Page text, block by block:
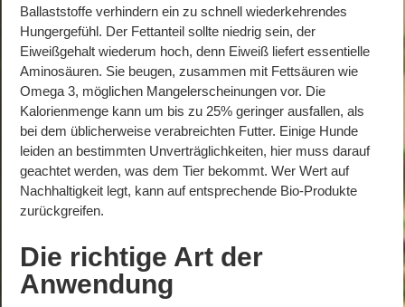
Ballaststoffe verhindern ein zu schnell wiederkehrendes
Hungergefühl. Der Fettanteil sollte niedrig sein, der
Eiweißgehalt wiederum hoch, denn Eiweiß liefert essentielle
Aminosäuren. Sie beugen, zusammen mit Fettsäuren wie
Omega 3, möglichen Mangelerscheinungen vor. Die
Kalorienmenge kann um bis zu 25% geringer ausfallen, als
bei dem üblicherweise verabreichten Futter. Einige Hunde
leiden an bestimmten Unverträglichkeiten, hier muss darauf
geachtet werden, was dem Tier bekommt. Wer Wert auf
Nachhaltigkeit legt, kann auf entsprechende Bio-Produkte
zurückgreifen.
Die richtige Art der
Anwendung